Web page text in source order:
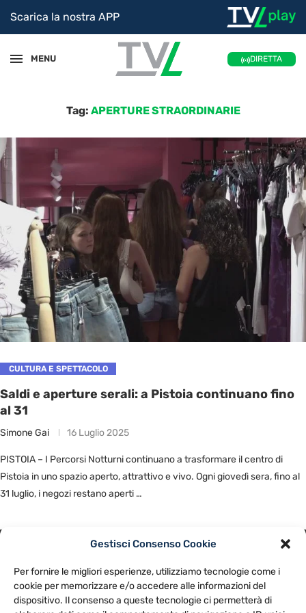
Gestisci Consenso Cookie
Per fornire le migliori esperienze, utilizziamo tecnologie come i
cookie per memorizzare e/o accedere alle informazioni del
dispositivo. Il consenso a queste tecnologie ci permetterà di
Scarica la nostra APP
MENU DIRETTA
Tag: APERTURE STRAORDINARIE
CULTURA E SPETTACOLO
Saldi e aperture serali: a Pistoia continuano fino
al 31
Simone Gai 16 Luglio 2025
PISTOIA – I Percorsi Notturni continuano a trasformare il centro di
Pistoia in uno spazio aperto, attrattivo e vivo. Ogni giovedì sera, fino al
31 luglio, i negozi restano aperti …
NOTE LEGALI
CONTATTACI PREFERENZE